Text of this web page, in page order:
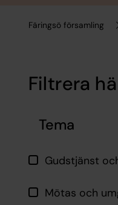
Färingsö församling
Filtrera
Tema
Gudstjänst
Mötas och